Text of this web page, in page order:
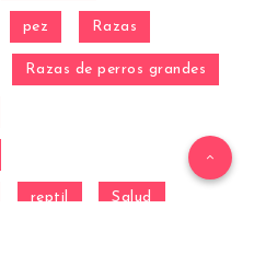
pez Razas
Razas de perros grandes
reptil Salud